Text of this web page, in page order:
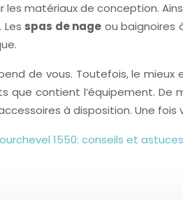
matériaux de conception.
spas de nage ou baignoires
de vous. Toutefois, le
que contient l’équipement. De
à disposition. Une
1550: conseils et